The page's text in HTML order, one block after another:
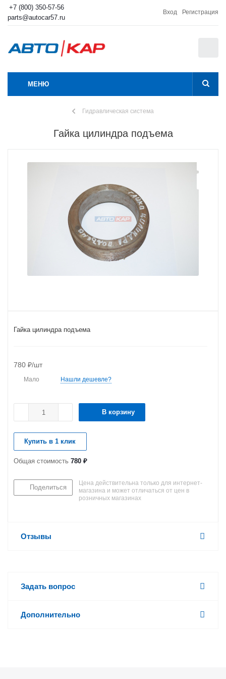
+7 (800) 350-57-56
parts@autocar57.ru
Вход Регистрация
МЕНЮ
Гидравлическая система
Гайка цилиндра подъема
Гайка цилиндра подъема
780 ₽/шт
Мало Нашли дешевле?
В корзину
Купить в 1 клик
Общая стоимость 780 ₽
Поделиться
Цена действительна только для интернет-
магазина и может отличаться от цен в
розничных магазинах
Отзывы
Задать вопрос
Дополнительно